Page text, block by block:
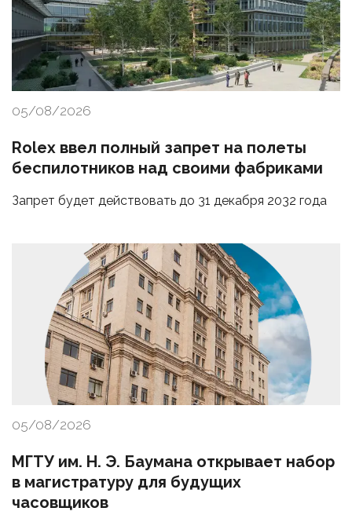
05/08/2026
Rolex ввел полный запрет на полеты
беспилотников над своими фабриками
Запрет будет действовать до 31 декабря 2032 года
05/08/2026
МГТУ им. Н. Э. Баумана открывает набор
в магистратуру для будущих
часовщиков